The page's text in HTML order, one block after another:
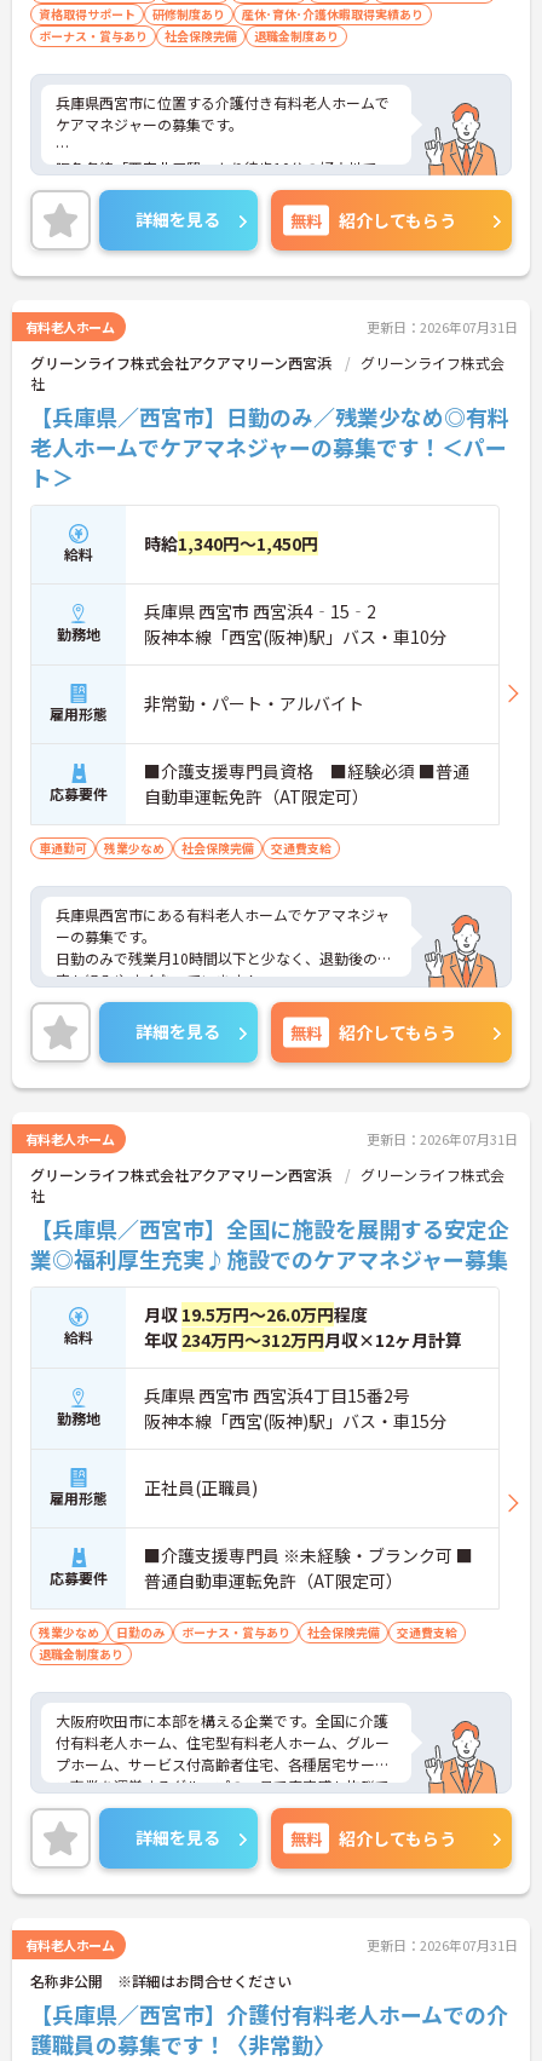
資格取得サポート
研修制度あり
産休･育休･介護休暇取得実績あり
ボーナス・賞与あり
社会保険完備 退職金制度あり
兵庫県西宮市に位置する介護付き有料老人ホームで
ケアマネジャーの募集です。
阪急各線「西宮北口駅」より徒歩10分の好立地で
す。
未経験の方も応募可能で、多職種と連携しながらケ
アプラン作成に携われます。
賞与年2回の支給実績があり、研修補助制度や資格
取得支援制度も充実しています。
環境です。
介護の専門職と協力しながら働ける環境です
・介護職や看護職との情報共有
・サービス担当者会議を実施
環境です♪
■ 学びを後押しする支援制度充実
継続的なスキルアップを目指せる職場です
・年5万円までの研修補助制度
・資格取得支援制度あり
・ケアマネ更新費用負担あり
■ 無理なく働ける勤務体制が魅力
仕事と私生活の両立を目指せる環境です
・残業月平均5時間程度
・入社3か月後に有給13日付与
・年間休日113日
→ オンとオフのメリハリをつけて働きやすい環境で
す♪
詳細を見る 無料 紹介してもらう
有料老人ホーム 更新日：2026年07月31日
グリーンライフ株式会社アクアマリーン西宮浜
グリーンライフ株式会
社
【兵庫県／西宮市】日勤のみ／残業少なめ◎有料
老人ホームでケアマネジャーの募集です！＜パー
ト＞
給料 時給1,340円～1,450円
勤務地
兵庫県 西宮市 西宮浜4‐15‐2
阪神本線「西宮(阪神)駅」バス・車10分
雇用形態 非常勤・パート・アルバイト
応募要件
■介護支援専門員資格 ■経験必須 ■普通
自動車運転免許（AT限定可）
車通勤可 残業少なめ 社会保険完備 交通費支給
兵庫県西宮市にある有料老人ホームでケアマネジャ
ーの募集です。
日勤のみで残業月10時間以下と少なく、退勤後の予
定も組みやすくなっています！
永年勤続報奨制度、都市給、職務手当等、手当や制
度が充実していて働きやすい環境です◎
ご興味のある方には、面接対策ポイントなど、さら
に詳細をお話しいたしますのでお気軽にご相談くだ
さい！
詳細を見る 無料 紹介してもらう
有料老人ホーム 更新日：2026年07月31日
グリーンライフ株式会社アクアマリーン西宮浜
グリーンライフ株式会
社
【兵庫県／西宮市】全国に施設を展開する安定企
業◎福利厚生充実♪施設でのケアマネジャー募集
給料
月収 19.5万円～26.0万円程度
年収 234万円～312万円月収×12ヶ月計算
勤務地
兵庫県 西宮市 西宮浜4丁目15番2号
阪神本線「西宮(阪神)駅」バス・車15分
雇用形態 正社員(正職員)
応募要件
■介護支援専門員 ※未経験・ブランク可 ■
普通自動車運転免許（AT限定可）
残業少なめ 日勤のみ ボーナス・賞与あり 社会保険完備
交通費支給
退職金制度あり
大阪府吹田市に本部を構える企業です。全国に介護
付有料老人ホーム、住宅型有料老人ホーム、グルー
プホーム、サービス付高齢者住宅、各種居宅サービ
ス事業を運営するグループの一員で安定感も抜群で
す。福利厚生等の待遇面の良さも魅力です。ご興味
のある方には、面接対策ポイントなど、さらに詳細
をお話しいたしますのでお気軽にご相談ください！
詳細を見る 無料 紹介してもらう
有料老人ホーム 更新日：2026年07月31日
名称非公開 ※詳細はお問合せください
【兵庫県／西宮市】介護付有料老人ホームでの介
護職員の募集です！〈非常勤〉